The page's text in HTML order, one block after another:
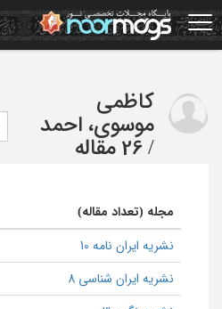
Skip
to
main
کاظمی
موسوی، احمد
/ 26 مقاله
مجله (تعداد مقاله)
نشریه ایران نامه 10
نشریه ایران شناسی 8